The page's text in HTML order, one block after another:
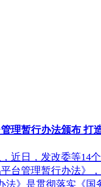
理暂行办法颁布 打
近日，发改委等14
台管理暂行办法》
法》是贯彻落实《国